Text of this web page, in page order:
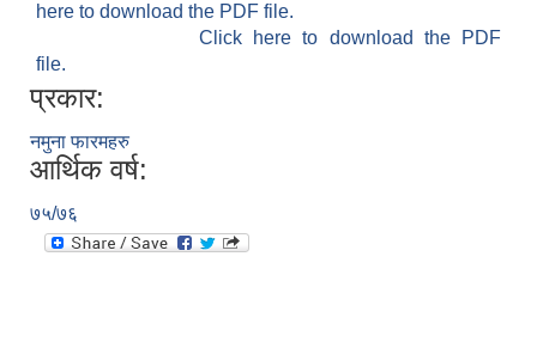
here to download the PDF file.
Click here to download the PDF
file.
प्रकार:
नमुना फारमहरु
आर्थिक वर्ष:
७५/७६